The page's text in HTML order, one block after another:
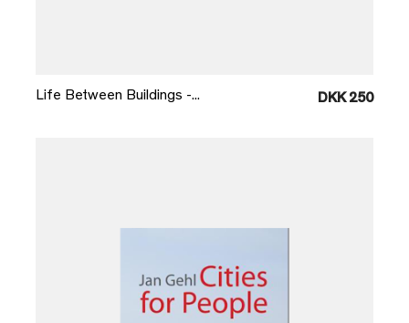
Life Between Buildings -... DKK 250